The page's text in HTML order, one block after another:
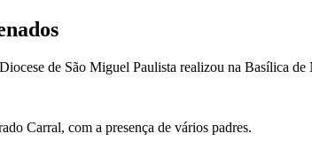
de São Miguel Paulista realizou na Basílica
Carral, com a presença de vários padres.